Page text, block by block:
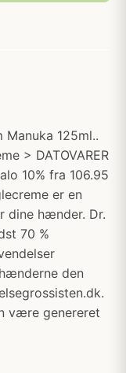
Manuka 125ml..
> DATOVARER
10% fra 106.95
er en
dine hænder. Dr.
70 %
den
være genereret